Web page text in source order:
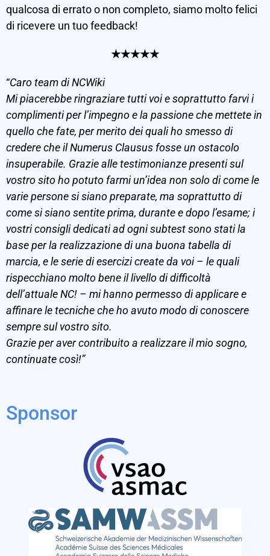
qualcosa di errato o non completo, siamo molto felici
di ricevere un tuo feedback!
★★★★★
“Caro team di NCWiki
Mi piacerebbe ringraziare tutti voi e soprattutto farvi i
complimenti per l’impegno e la passione che mettete in
quello che fate, per merito dei quali ho smesso di
credere che il Numerus Clausus fosse un ostacolo
insuperabile. Grazie alle testimonianze presenti sul
vostro sito ho potuto farmi un’idea non solo di come le
varie persone si siano preparate, ma soprattutto di
come si siano sentite prima, durante e dopo l’esame; i
vostri consigli dedicati ad ogni subtest sono stati la
base per la realizzazione di una buona tabella di
marcia, e le serie di esercizi create da voi – le quali
rispecchiano molto bene il livello di difficoltà
dell’attuale NC! – mi hanno permesso di applicare e
affinare le tecniche che ho avuto modo di conoscere
sempre sul vostro sito.
Grazie per aver contribuito a realizzare il mio sogno,
continuate così!”
Sponsor